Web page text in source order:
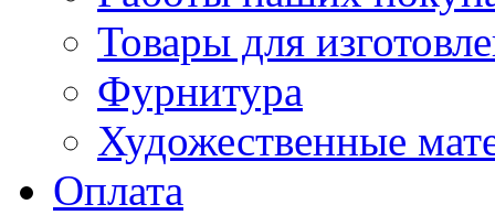
Товары для
Фурнитура
Художественные
Оплата